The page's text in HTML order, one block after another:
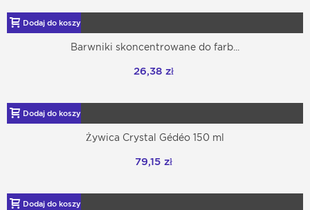
Dodaj do koszyka
Barwniki skoncentrowane do farb...
26,38 zł
Dodaj do koszyka
Żywica Crystal Gédéo 150 ml
79,15 zł
Dodaj do koszyka